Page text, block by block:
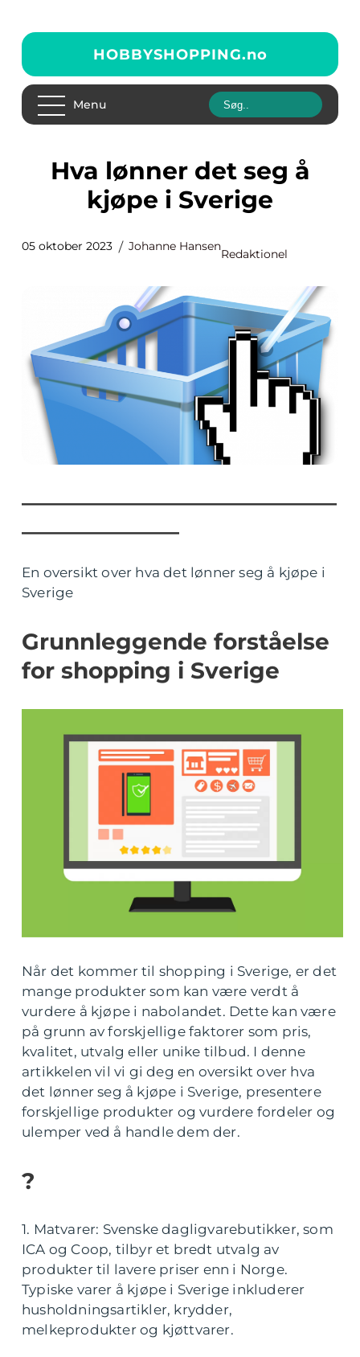
HOBBYSHOPPING.no
Menu
Hva lønner det seg å
kjøpe i Sverige
05 oktober 2023 Johanne Hansen
Redaktionel
En oversikt over hva det lønner seg å kjøpe i
Sverige
Grunnleggende forståelse
for shopping i Sverige
Når det kommer til shopping i Sverige, er det
mange produkter som kan være verdt å
vurdere å kjøpe i nabolandet. Dette kan være
på grunn av forskjellige faktorer som pris,
kvalitet, utvalg eller unike tilbud. I denne
artikkelen vil vi gi deg en oversikt over hva
det lønner seg å kjøpe i Sverige, presentere
forskjellige produkter og vurdere fordeler og
ulemper ved å handle dem der.
?
1. Matvarer: Svenske dagligvarebutikker, som
ICA og Coop, tilbyr et bredt utvalg av
produkter til lavere priser enn i Norge.
Typiske varer å kjøpe i Sverige inkluderer
husholdningsartikler, krydder,
melkeprodukter og kjøttvarer.